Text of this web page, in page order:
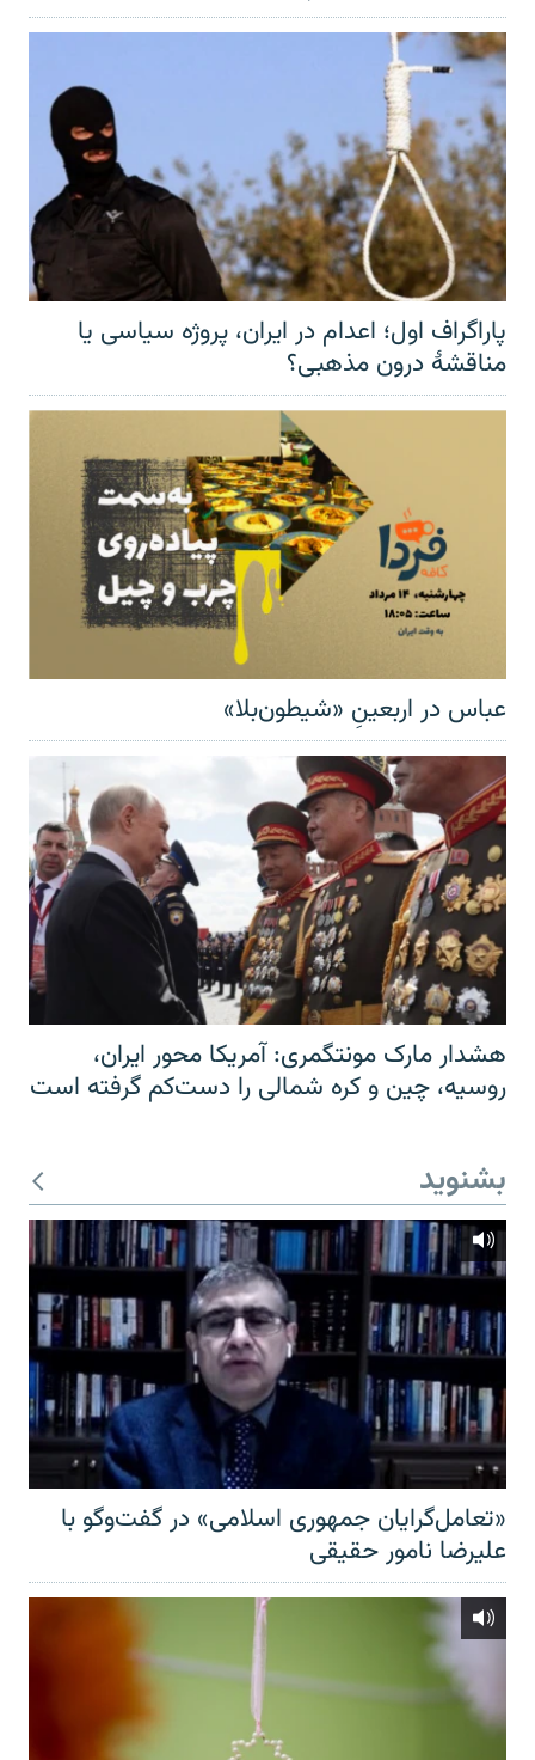
پاراگراف اول؛ اعدام در ایران، پروژه سیاسی یا
مناقشهٔ درون مذهبی؟
عباس در اربعینِ «شیطون‌بلا»
هشدار مارک مونتگمری: آمریکا محور ایران،
روسیه، چین و کره شمالی را دست‌کم گرفته است
بشنوید
«تعامل‌گرایان جمهوری اسلامی» در گفت‌وگو با
علیرضا نامور حقیقی